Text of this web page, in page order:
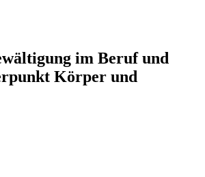
im Beruf und
Körper und